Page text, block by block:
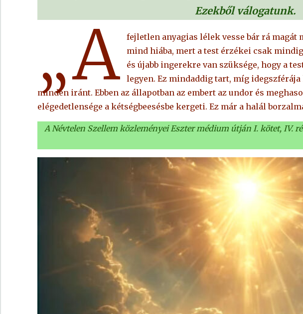
Ezekből válogatunk.
„A
fejletlen anyagias lélek vesse bár rá magát
mind hiába, mert a test érzékei csak
és újabb ingerekre van szüksége, hogy a
legyen. Ez mindaddig tart, míg
minden iránt. Ebben az állapotban az embert az undor és
elégedetlensége a kétségbeesésbe kergeti. Ez már a halál
A Névtelen Szellem közleményei Eszter médium útján I. kötet, IV.